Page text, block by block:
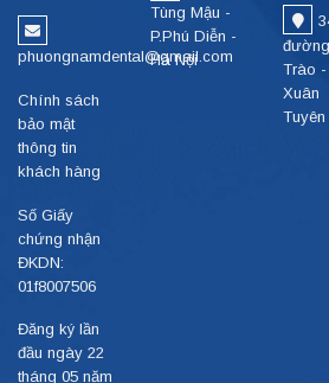
phuongnamdental@gmail.com
Chính sách
bảo mật
thông tin
khách hàng
Số Giấy
chứng nhận
ĐKDN:
01f8007506
Đăng ký lần
đầu ngày 22
tháng 05 năm
Tùng Mậu -
P.Phú Diễn -
Hà Nội
Trào -
Xuân